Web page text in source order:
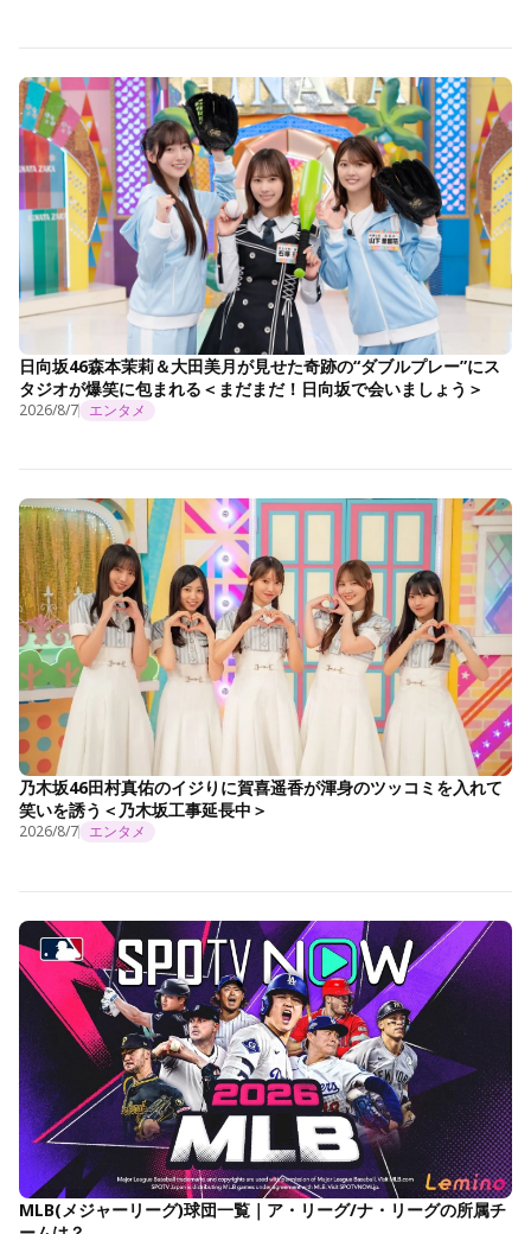
日向坂46森本茉莉＆大田美月が見せた奇跡の“ダブルプレー”にス
タジオが爆笑に包まれる＜まだまだ！日向坂で会いましょう＞
2026/8/7 エンタメ
乃木坂46田村真佑のイジりに賀喜遥香が渾身のツッコミを入れて
笑いを誘う＜乃木坂工事延長中＞
2026/8/7 エンタメ
MLB(メジャーリーグ)球団一覧｜ア・リーグ/ナ・リーグの所属チ